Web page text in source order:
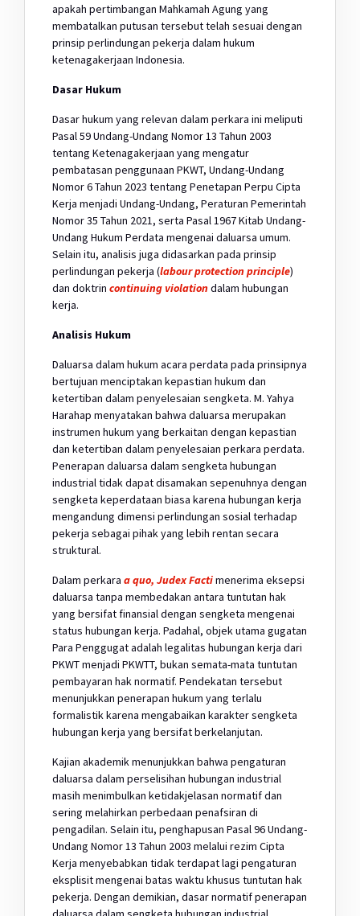
apakah pertimbangan Mahkamah Agung yang
membatalkan putusan tersebut telah sesuai dengan
prinsip perlindungan pekerja dalam hukum
ketenagakerjaan Indonesia.
Dasar Hukum
Dasar hukum yang relevan dalam perkara ini meliputi
Pasal 59 Undang-Undang Nomor 13 Tahun 2003
tentang Ketenagakerjaan yang mengatur
pembatasan penggunaan PKWT, Undang-Undang
Nomor 6 Tahun 2023 tentang Penetapan Perpu Cipta
Kerja menjadi Undang-Undang, Peraturan Pemerintah
Nomor 35 Tahun 2021, serta Pasal 1967 Kitab Undang-
Undang Hukum Perdata mengenai daluarsa umum.
Selain itu, analisis juga didasarkan pada prinsip
perlindungan pekerja (labour protection principle)
dan doktrin continuing violationdalam hubungan
kerja.
Analisis Hukum
Daluarsa dalam hukum acara perdata pada prinsipnya
bertujuan menciptakan kepastian hukum dan
ketertiban dalam penyelesaian sengketa. M. Yahya
Harahap menyatakan bahwa daluarsa merupakan
instrumen hukum yang berkaitan dengan kepastian
dan ketertiban dalam penyelesaian perkara perdata.
Penerapan daluarsa dalam sengketa hubungan
industrial tidak dapat disamakan sepenuhnya dengan
sengketa keperdataan biasa karena hubungan kerja
mengandung dimensi perlindungan sosial terhadap
pekerja sebagai pihak yang lebih rentan secara
struktural.
Dalam perkara a quo, Judex Factimenerima eksepsi
daluarsa tanpa membedakan antara tuntutan hak
yang bersifat finansial dengan sengketa mengenai
status hubungan kerja. Padahal, objek utama gugatan
Para Penggugat adalah legalitas hubungan kerja dari
PKWT menjadi PKWTT, bukan semata-mata tuntutan
pembayaran hak normatif. Pendekatan tersebut
menunjukkan penerapan hukum yang terlalu
formalistik karena mengabaikan karakter sengketa
hubungan kerja yang bersifat berkelanjutan.
Kajian akademik menunjukkan bahwa pengaturan
daluarsa dalam perselisihan hubungan industrial
masih menimbulkan ketidakjelasan normatif dan
sering melahirkan perbedaan penafsiran di
pengadilan. Selain itu, penghapusan Pasal 96 Undang-
Undang Nomor 13 Tahun 2003 melalui rezim Cipta
Kerja menyebabkan tidak terdapat lagi pengaturan
eksplisit mengenai batas waktu khusus tuntutan hak
pekerja. Dengan demikian, dasar normatif penerapan